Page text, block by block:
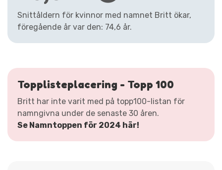
Snittåldern för kvinnor med namnet Britt ökar,
föregående år var den: 74,6 år.
Topplisteplacering - Topp 100
Britt har inte varit med på topp100-listan för
namngivna under de senaste 30 åren.
Se Namntoppen för 2024 här!